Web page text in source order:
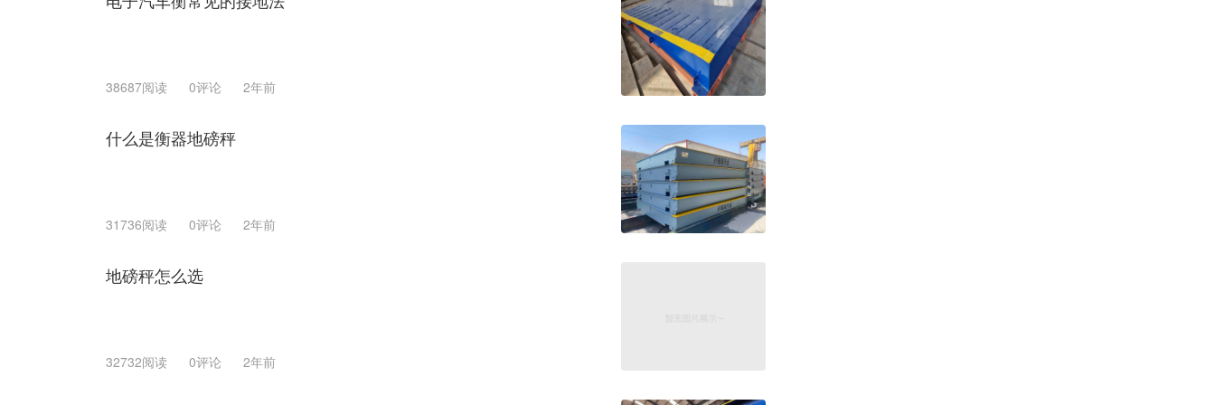
38687阅读 0评论 2年前
什么是衡器地磅秤
31736阅读 0评论 2年前
地磅秤怎么选
32732阅读 0评论 2年前